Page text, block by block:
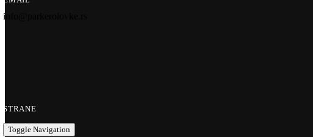
info@parkerolovke.rs
STRANE
Toggle Navigation